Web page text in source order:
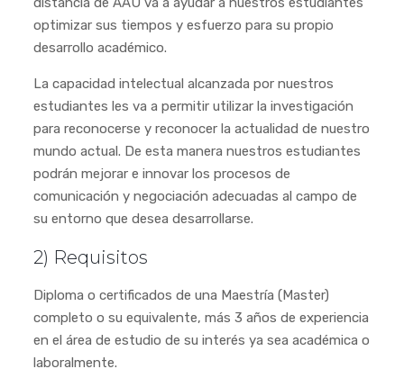
optimizar sus tiempos y esfuerzo para su propio
desarrollo académico.
La capacidad intelectual alcanzada por nuestros
estudiantes les va a permitir utilizar la investigación
para reconocerse y reconocer la actualidad de nuestro
mundo actual. De esta manera nuestros estudiantes
podrán mejorar e innovar los procesos de
comunicación y negociación adecuadas al campo de
su entorno que desea desarrollarse.
2) Requisitos
Diploma o certificados de una Maestría (Master)
completo o su equivalente, más 3 años de experiencia
en el área de estudio de su interés ya sea académica o
laboralmente.